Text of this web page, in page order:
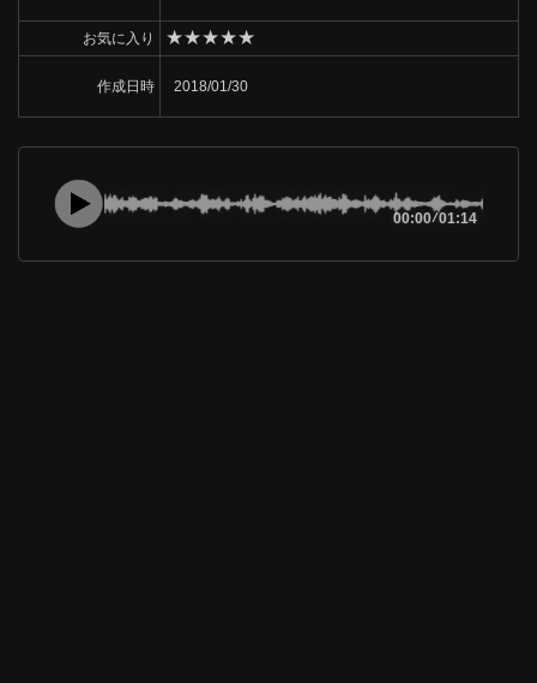
お気に入り ★★★★★
作成日時 2018/01/30
00:00/01:14